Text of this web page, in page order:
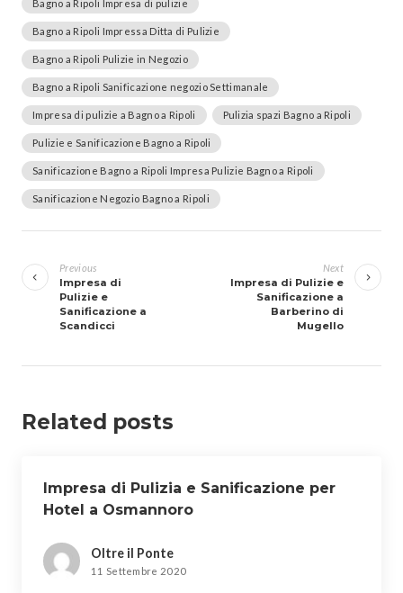
Bagno a Ripoli Impresa di pulizie
Bagno a Ripoli Impressa Ditta di Pulizie
Bagno a Ripoli Pulizie in Negozio
Bagno a Ripoli Sanificazione negozio Settimanale
Impresa di pulizie a Bagno a Ripoli Pulizia spazi Bagno a Ripoli
Pulizie e Sanificazione Bagno a Ripoli
Sanificazione Bagno a Ripoli Impresa Pulizie Bagno a Ripoli
Sanificazione Negozio Bagno a Ripoli
articoli
Previous
Impresa di
Pulizie e
Sanificazione a
Scandicci
Next
Impresa di Pulizie e
Sanificazione a
Barberino di
Mugello
Related posts
Impresa di Pulizia e Sanificazione per
Hotel a Osmannoro
Oltre il Ponte
11 Settembre 2020